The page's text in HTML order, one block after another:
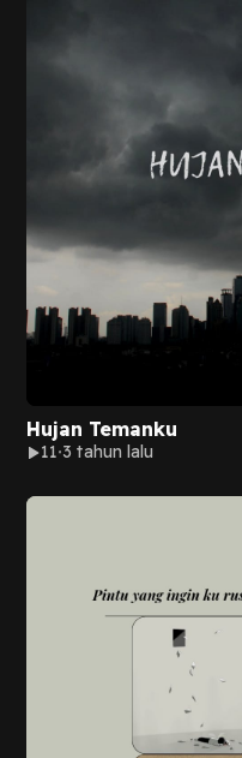
Hujan Temanku
11 3 tahun lalu